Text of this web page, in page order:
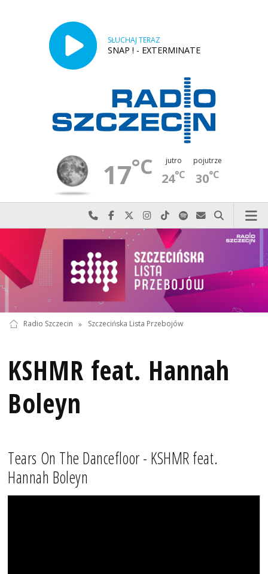
SŁUCHAJ TERAZ
SNAP ! - EXTERMINATE
17°C jutro
24°C
pojutrze
30°C
Najlepiej po prostu do nas zadzwoń
Odwiedź nas na Facebook-u
Odwiedź nas na X
Odwiedź nas na Instagram-ie
Odwiedź nas na TikTok-u
Szukaj nas na Spotify
Wyślij do nas
Szukaj
Radio Szczecin » Szczecińska Lista Przebojów
KSHMR feat. Hannah
Boleyn
Tears On The Dancefloor - KSHMR feat.
Hannah Boleyn